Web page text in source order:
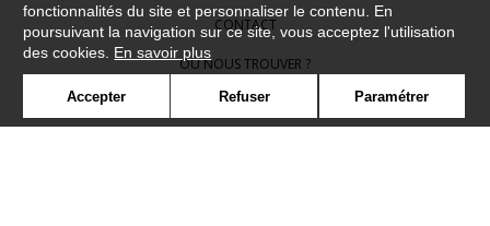
CONTACT
OÙ NOUS TROUVER ?
CONTRACT
fonctionnalités du site et personnaliser le contenu. En
poursuivant la navigation sur ce site, vous acceptez l'utilisation
des cookies. En savoir plus
Accepter Refuser Paramétrer